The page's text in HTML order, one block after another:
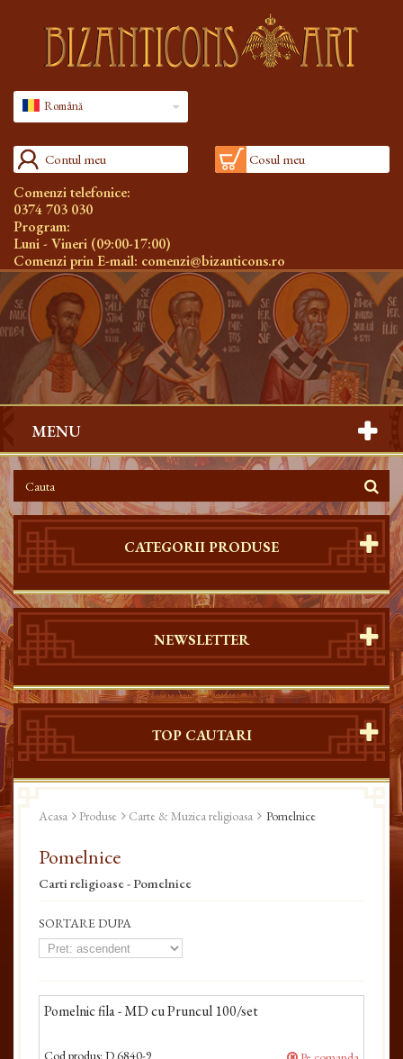
Română
Contul meu Cosul meu
Comenzi telefonice:
0374 703 030
Program:
Luni - Vineri (09:00-17:00)
Comenzi prin E-mail: comenzi@bizanticons.ro
MENU
CATEGORII PRODUSE
NEWSLETTER
TOP CAUTARI
Acasa Produse Carte & Muzica religioasa Pomelnice
Pomelnice
Carti religioase - Pomelnice
SORTARE DUPA
Pomelnic fila - MD cu Pruncul 100/set
Cod produs: D 6840-9